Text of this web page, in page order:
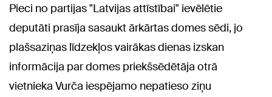
Pieci no partijas "Latvijas attīstībai" ievēlētie
deputāti prasīja sasaukt ārkārtas domes sēdi, jo
plašsaziņas līdzekļos vairākas dienas izskan
informācija par domes priekšsēdētāja otrā
vietnieka Vurča iespējamo nepatieso ziņu